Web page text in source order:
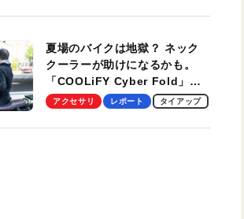
適！
夏場のバイクは地獄？ ネック
クーラーが助けになるかも。
「COOLiFY Cyber Fold」レ
ビュー。冷却の速さ、密着する
性がグッド！
アクセサリ レポート タイアップ